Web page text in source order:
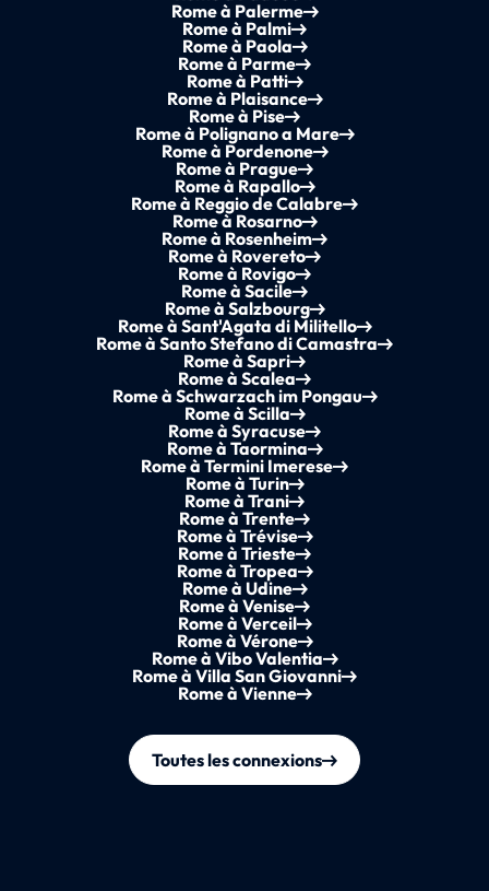
Rome à Palerme
Rome à Palmi
Rome à Paola
Rome à Parme
Rome à Patti
Rome à Plaisance
Rome à Pise
Rome à Polignano a Mare
Rome à Pordenone
Rome à Prague
Rome à Rapallo
Rome à Reggio de Calabre
Rome à Rosarno
Rome à Rosenheim
Rome à Rovereto
Rome à Rovigo
Rome à Sacile
Rome à Salzbourg
Rome à Sant'Agata di Militello
Rome à Santo Stefano di Camastra
Rome à Sapri
Rome à Scalea
Rome à Schwarzach im Pongau
Rome à Scilla
Rome à Syracuse
Rome à Taormina
Rome à Termini Imerese
Rome à Turin
Rome à Trani
Rome à Trente
Rome à Trévise
Rome à Trieste
Rome à Tropea
Rome à Udine
Rome à Venise
Rome à Verceil
Rome à Vérone
Rome à Vibo Valentia
Rome à Villa San Giovanni
Rome à Vienne
Toutes les connexions